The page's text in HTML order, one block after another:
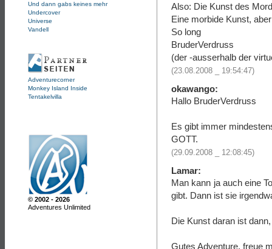
Und dann gabs keines mehr
Undercover
Universe
Vandell
Adventurecorner
Monkey Island Inside
Tentakelvilla
© 2002 - 2026
Adventures Unlimited
Also: Die Kunst des
Eine morbide Kunst,
So long
BruderVerdruss
(der -ausserhalb der
(23.08.2008 _ 19:54:47)
okawango:
Hallo BruderVerdruss
Es gibt immer
GOTT.
(29.09.2008 _ 12:08:45)
Lamar:
Man kann ja auch eine
gibt. Dann ist sie
Die Kunst daran ist
Gutes Adventure, freue